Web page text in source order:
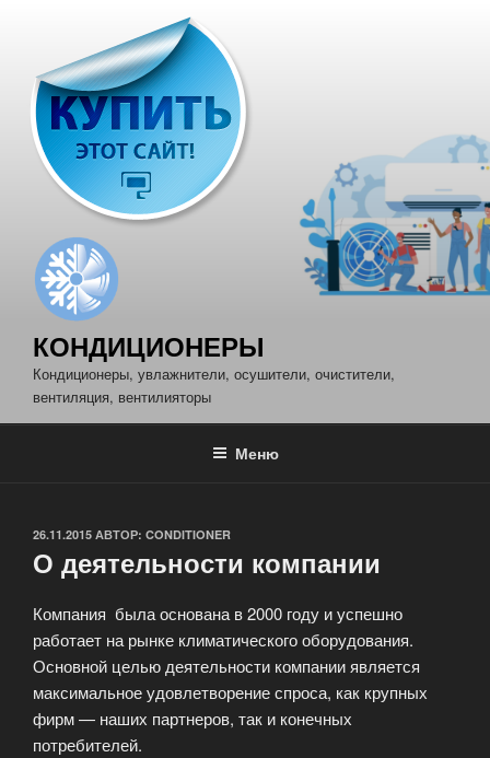
содержимому
КОНДИЦИОНЕРЫ
Кондиционеры, увлажнители, осушители, очистители,
вентиляция, вентилияторы
Меню
ОПУБЛИКОВАНО
26.11.2015 АВТОР: CONDITIONER
О деятельности компании
Компания была основана в 2000 году и успешно
работает на рынке климатического оборудования.
Основной целью деятельности компании является
максимальное удовлетворение спроса, как крупных
фирм — наших партнеров, так и конечных
потребителей.